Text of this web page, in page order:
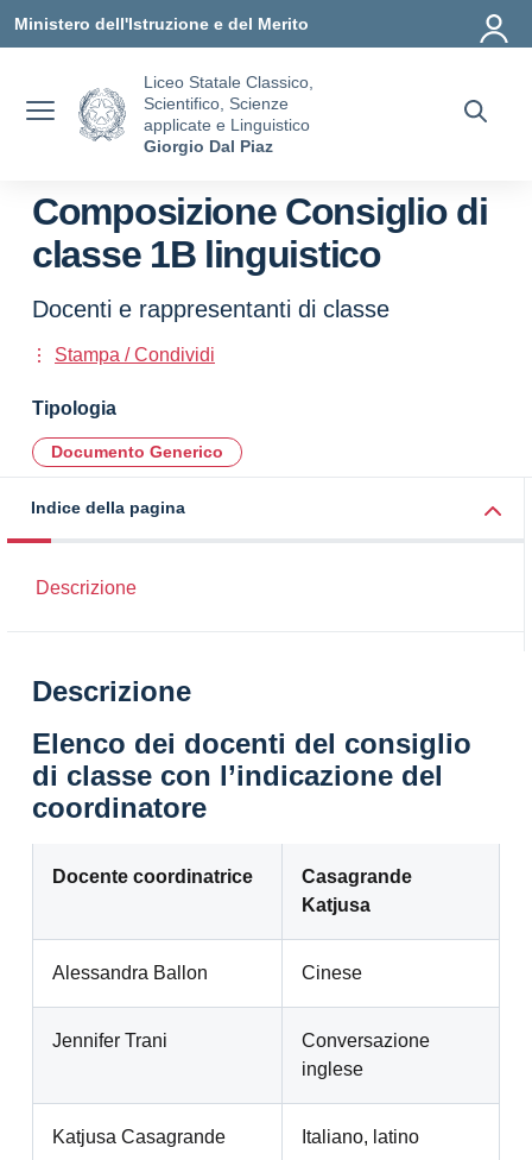
Ministero dell'Istruzione e del Merito
Liceo Statale Classico,
Scientifico, Scienze
applicate e Linguistico
Giorgio Dal Piaz
Composizione Consiglio di
classe 1B linguistico
Docenti e rappresentanti di classe
Stampa / Condividi
Tipologia
Documento Generico
Indice della pagina
Descrizione
Descrizione
Elenco dei docenti del consiglio
di classe con l’indicazione del
coordinatore
Docente coordinatrice
Casagrande
Katjusa
Alessandra Ballon Cinese
Jennifer Trani
Conversazione
inglese
Katjusa Casagrande Italiano, latino